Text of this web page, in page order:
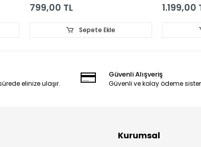
799,00 TL
Sepete Ekle
1.199,00
elinize ulaşır.
Güvenli Alışveriş
Güvenli ve kolay ödeme
Kurumsal